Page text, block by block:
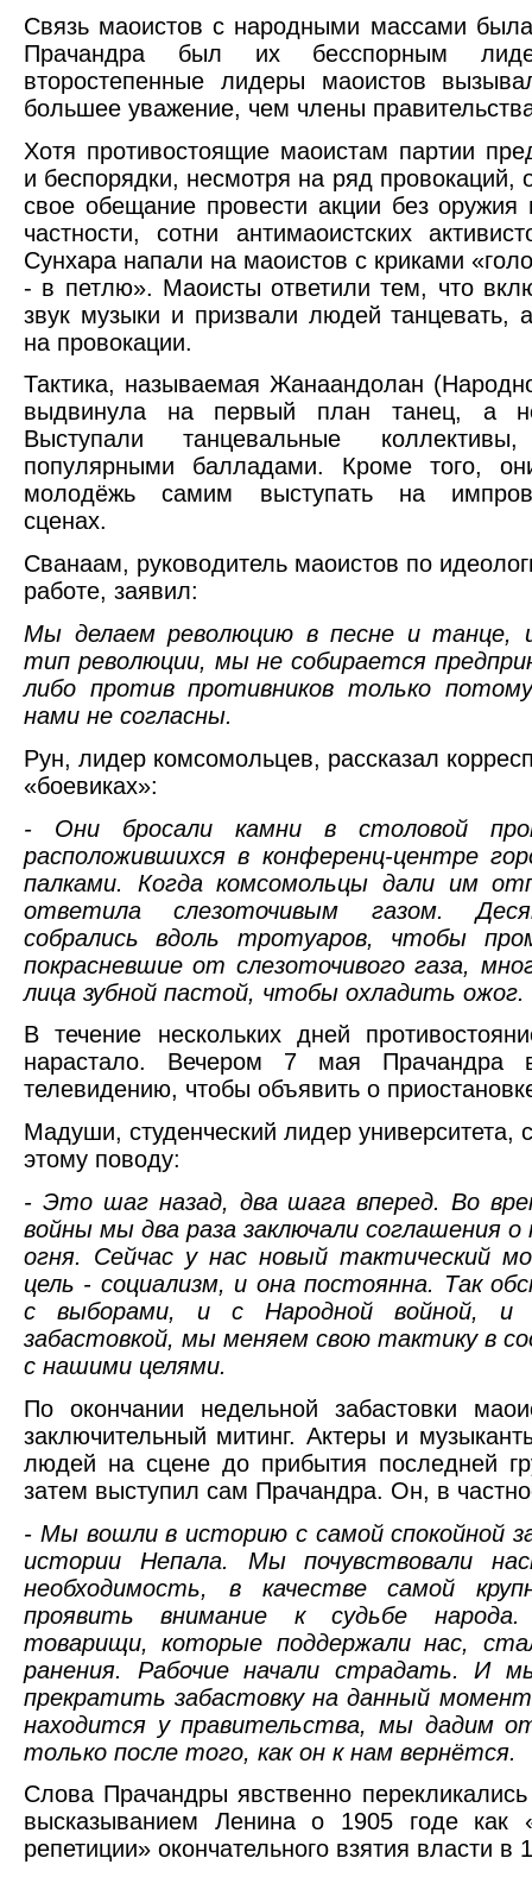
Связь маоистов с народными массами
Прачандра был их бесспорным
второстепенные лидеры маоистов
большее уважение, чем члены
Хотя противостоящие маоистам партии
и беспорядки, несмотря на ряд провокаций,
свое обещание провести акции без
частности, сотни антимаоистских
Сунхара напали на маоистов с криками
- в петлю». Маоисты ответили тем, что
звук музыки и призвали людей танцевать,
на провокации.
Тактика, называемая Жанаандолан
выдвинула на первый план танец, а
Выступали танцевальные
популярными балладами. Кроме того,
молодёжь самим выступать на
сценах.
Сванаам, руководитель маоистов по
работе, заявил:
Мы делаем революцию в песне и танце,
тип революции, мы не собирается
либо против противников только
нами не согласны.
Рун, лидер комсомольцев, рассказал
«боевиках»:
- Они бросали камни в столовой
расположившихся в конференц-центре
палками. Когда комсомольцы дали им
ответила слезоточивым газом.
собрались вдоль тротуаров, чтобы
покрасневшие от слезоточивого газа,
лица зубной пастой, чтобы охладить ожог.
В течение нескольких дней
нарастало. Вечером 7 мая Прачандра
телевидению, чтобы объявить о
Мадуши, студенческий лидер университета,
этому поводу:
- Это шаг назад, два шага вперед. Во
войны мы два раза заключали соглашения о
огня. Сейчас у нас новый тактический
цель - социализм, и она постоянна. Так
с выборами, и с Народной войной, и
забастовкой, мы меняем свою тактику в
с нашими целями.
По окончании недельной забастовки
заключительный митинг. Актеры и
людей на сцене до прибытия последней
затем выступил сам Прачандра. Он, в
- Мы вошли в историю с самой спокойной
истории Непала. Мы почувствовали
необходимость, в качестве самой
проявить внимание к судьбе
товарищи, которые поддержали нас,
ранения. Рабочие начали страдать. И
прекратить забастовку на данный
находится у правительства, мы дадим
только после того, как он к нам вернётся.
Слова Прачандры явственно
высказыванием Ленина о 1905 годе как
репетиции» окончательного взятия власти в